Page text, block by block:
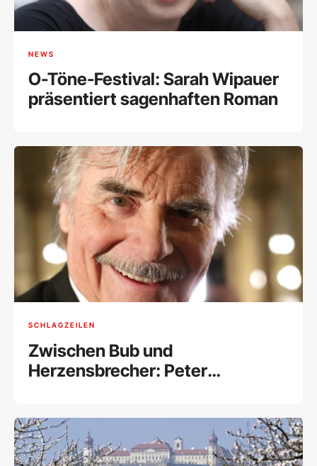
NEWS
O-Töne-Festival: Sarah Wipauer
präsentiert sagenhaften Roman
SCHLAGZEILEN
Zwischen Bub und
Herzensbrecher: Peter